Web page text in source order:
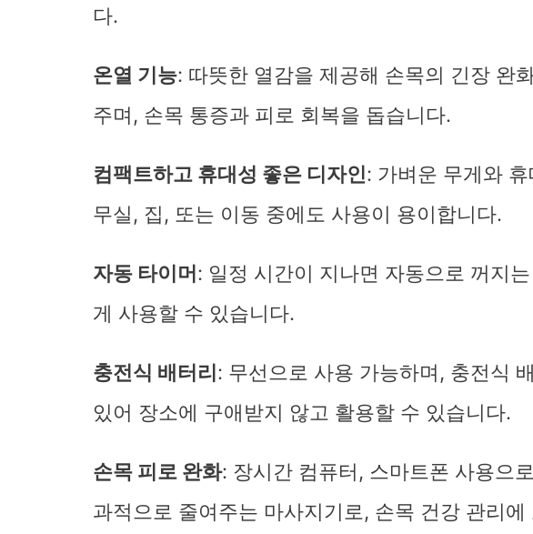
다.
온열 기능: 따뜻한 열감을 제공해 손목의 긴장 완
주며, 손목 통증과 피로 회복을 돕습니다.
컴팩트하고 휴대성 좋은 디자인: 가벼운 무게와
무실, 집, 또는 이동 중에도 사용이 용이합니다.
자동 타이머: 일정 시간이 지나면 자동으로 꺼지
게 사용할 수 있습니다.
충전식 배터리: 무선으로 사용 가능하며, 충전식
있어 장소에 구애받지 않고 활용할 수 있습니다.
손목 피로 완화: 장시간 컴퓨터, 스마트폰 사용으
과적으로 줄여주는 마사지기로, 손목 건강 관리에